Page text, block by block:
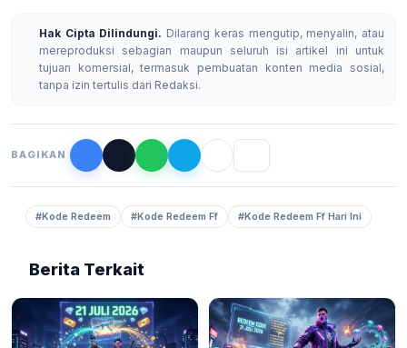
Hak Cipta Dilindungi. Dilarang keras mengutip, menyalin, atau
mereproduksi sebagian maupun seluruh isi artikel ini untuk
tujuan komersial, termasuk pembuatan konten media sosial,
tanpa izin tertulis dari Redaksi.
BAGIKAN
#Kode Redeem #Kode Redeem Ff #Kode Redeem Ff Hari Ini
Berita Terkait